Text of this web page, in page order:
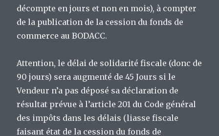
décompte en jours et non en mois), à compter
de la publication de la cession du fonds de
commerce au BODACC.
Attention, le délai de solidarité fiscale (donc de
90 jours) sera augmenté de 45 Jours si le
Vendeur n’a pas déposé sa déclaration de
résultat prévue à l’article 201 du Code général
des impôts dans les délais (liasse fiscale
faisant état de la cession du fonds de